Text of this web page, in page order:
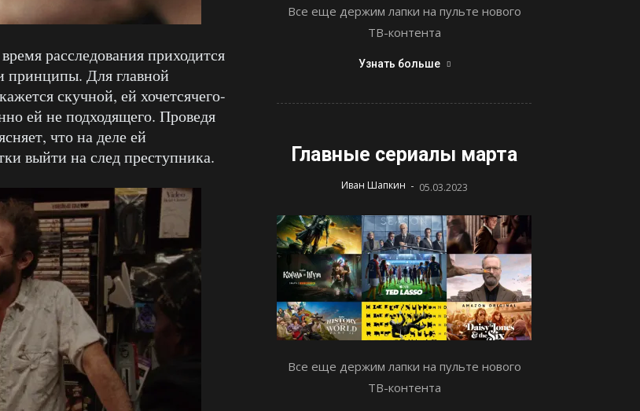
время расследования приходится
принципы. Для главной
скучной, ей хочетсячего-
ей не подходящего. Проведя
что на деле ей
выйти на след преступника.
Все еще держим лапки на пульте нового
ТВ-контента
Узнать больше
Главные сериалы марта
Иван Шапкин - 05.03.2023
Все еще держим лапки на пульте нового
ТВ-контента